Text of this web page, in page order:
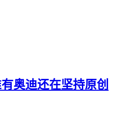
奥迪还在坚持原创